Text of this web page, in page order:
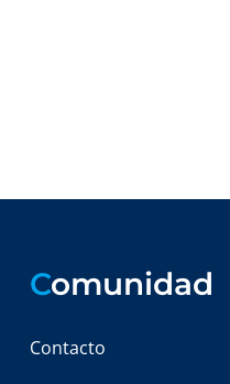
Comunidad
Contacto